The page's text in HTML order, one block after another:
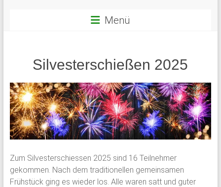
Menü
Silvesterschießen 2025
Zum Silvesterschiessen 2025 sind 16 Teilnehmer
gekommen. Nach dem traditionellen gemeinsamen
Frühstück ging es wieder los. Alle waren satt und guter